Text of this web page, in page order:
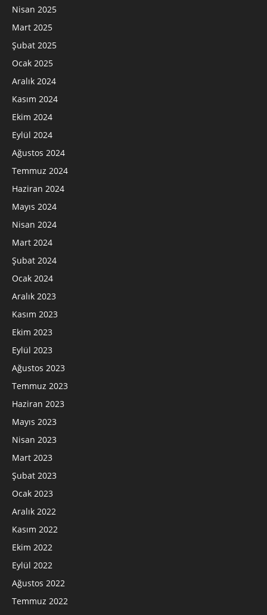
Nisan 2025
Mart 2025
Şubat 2025
Ocak 2025
Aralık 2024
Kasım 2024
Ekim 2024
Eylül 2024
Ağustos 2024
Temmuz 2024
Haziran 2024
Mayıs 2024
Nisan 2024
Mart 2024
Şubat 2024
Ocak 2024
Aralık 2023
Kasım 2023
Ekim 2023
Eylül 2023
Ağustos 2023
Temmuz 2023
Haziran 2023
Mayıs 2023
Nisan 2023
Mart 2023
Şubat 2023
Ocak 2023
Aralık 2022
Kasım 2022
Ekim 2022
Eylül 2022
Ağustos 2022
Temmuz 2022